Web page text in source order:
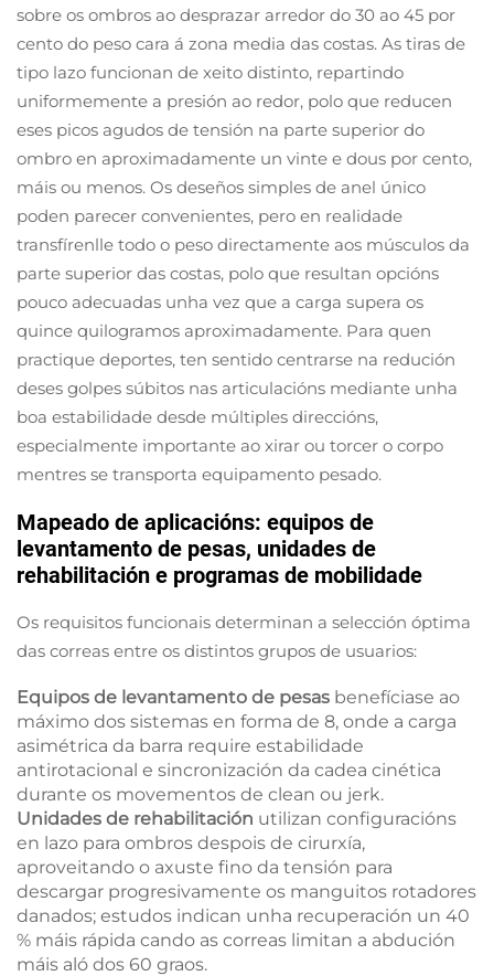
sobre os ombros ao desprazar arredor do 30 ao 45 por
cento do peso cara á zona media das costas. As tiras de
tipo lazo funcionan de xeito distinto, repartindo
uniformemente a presión ao redor, polo que reducen
eses picos agudos de tensión na parte superior do
ombro en aproximadamente un vinte e dous por cento,
máis ou menos. Os deseños simples de anel único
poden parecer convenientes, pero en realidade
transfírenlle todo o peso directamente aos músculos da
parte superior das costas, polo que resultan opcións
pouco adecuadas unha vez que a carga supera os
quince quilogramos aproximadamente. Para quen
practique deportes, ten sentido centrarse na redución
deses golpes súbitos nas articulacións mediante unha
boa estabilidade desde múltiples direccións,
especialmente importante ao xirar ou torcer o corpo
mentres se transporta equipamento pesado.
Mapeado de aplicacións: equipos de
levantamento de pesas, unidades de
rehabilitación e programas de mobilidade
Os requisitos funcionais determinan a selección óptima
das correas entre os distintos grupos de usuarios:
Equipos de levantamento de pesas benefíciase ao
máximo dos sistemas en forma de 8, onde a carga
asimétrica da barra require estabilidade
antirotacional e sincronización da cadea cinética
durante os movementos de clean ou jerk.
Unidades de rehabilitación utilizan configuracións
en lazo para ombros despois de cirurxía,
aproveitando o axuste fino da tensión para
descargar progresivamente os manguitos rotadores
danados; estudos indican unha recuperación un 40
% máis rápida cando as correas limitan a abdución
máis aló dos 60 graos.